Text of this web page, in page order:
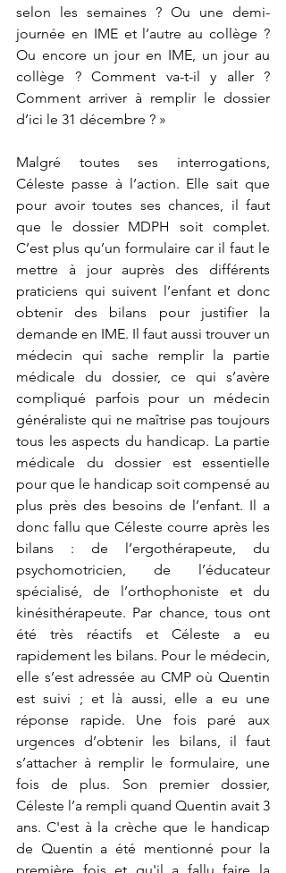
selon les semaines ? Ou une demi-
journée en IME et l’autre au collège ?
Ou encore un jour en IME, un jour au
collège ? Comment va-t-il y aller ?
Comment arriver à remplir le dossier
d’ici le 31 décembre ? »
Malgré toutes ses interrogations,
Céleste passe à l’action. Elle sait que
pour avoir toutes ses chances, il faut
que le dossier MDPH soit complet.
C’est plus qu’un formulaire car il faut le
mettre à jour auprès des différents
praticiens qui suivent l’enfant et donc
obtenir des bilans pour justifier la
demande en IME. Il faut aussi trouver un
médecin qui sache remplir la partie
médicale du dossier, ce qui s’avère
compliqué parfois pour un médecin
généraliste qui ne maîtrise pas toujours
tous les aspects du handicap. La partie
médicale du dossier est essentielle
pour que le handicap soit compensé au
plus près des besoins de l’enfant. Il a
donc fallu que Céleste courre après les
bilans : de l’ergothérapeute, du
psychomotricien, de l’éducateur
spécialisé, de l’orthophoniste et du
kinésithérapeute. Par chance, tous ont
été très réactifs et Céleste a eu
rapidement les bilans. Pour le médecin,
elle s’est adressée au CMP où Quentin
est suivi ; et là aussi, elle a eu une
réponse rapide. Une fois paré aux
urgences d’obtenir les bilans, il faut
s’attacher à remplir le formulaire, une
fois de plus. Son premier dossier,
Céleste l’a rempli quand Quentin avait 3
ans. C'est à la crèche que le handicap
de Quentin a été mentionné pour la